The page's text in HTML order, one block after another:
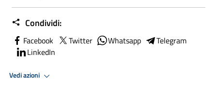
Condividi:
Facebook Twitter Whatsapp
Telegram
LinkedIn
Vedi azioni